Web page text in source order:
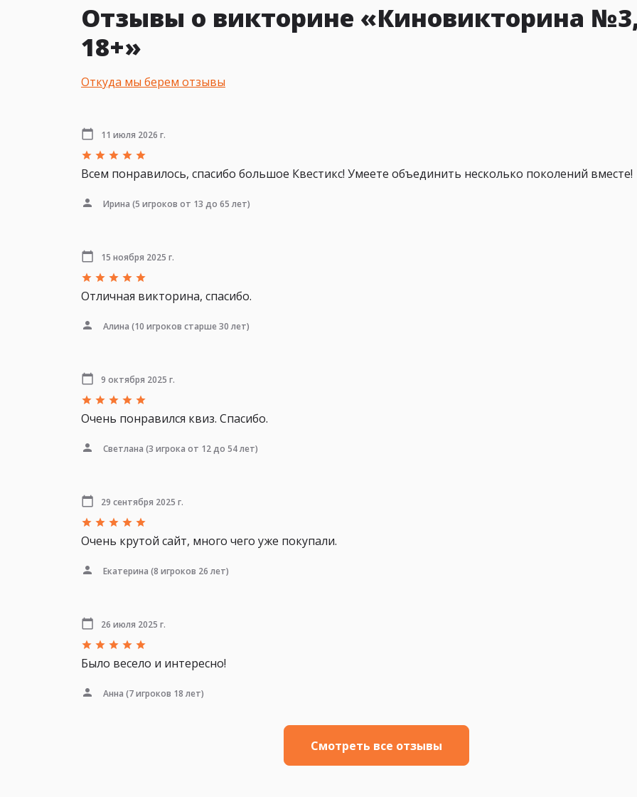
Отзывы о викторине «Киновикторина
18+»
Откуда мы берем отзывы
11 июля 2026 г.
Всем понравилось, спасибо большое Квестикс! Умеете объединить несколько поколений вместе!
Ирина (5 игроков от 13 до 65 лет)
15 ноября 2025 г.
Отличная викторина, спасибо.
Алина (10 игроков старше 30 лет)
9 октября 2025 г.
Очень понравился квиз. Спасибо.
Светлана (3 игрока от 12 до 54 лет)
29 сентября 2025 г.
Очень крутой сайт, много чего уже покупали.
Екатерина (8 игроков 26 лет)
26 июля 2025 г.
Было весело и интересно!
Анна (7 игроков 18 лет)
Смотреть все отзывы